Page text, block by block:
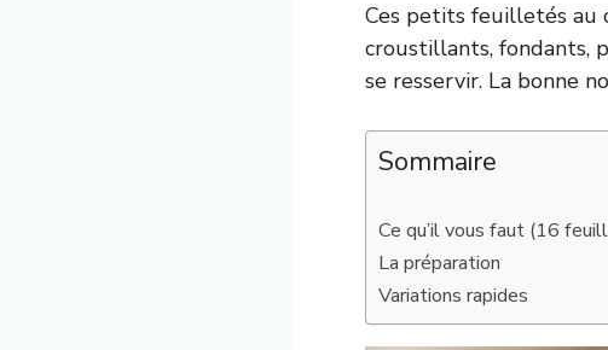
Ces petits feuilletés au
croustillants, fondants,
se resservir. La bonne
Sommaire
Ce qu’il vous faut (16
La préparation
Variations rapides